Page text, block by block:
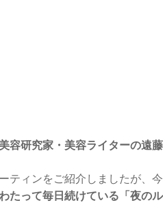
容研究家・美容ライターの遠
ティンをご紹介しましたが、
たって毎日続けている「夜の